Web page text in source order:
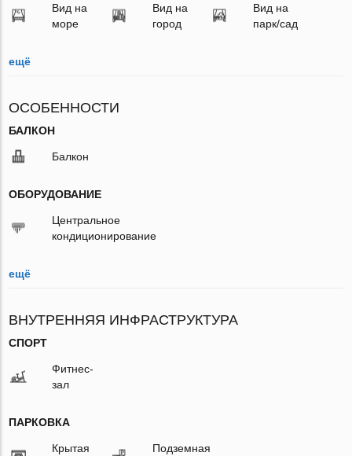
Вид на
море
Вид на
город
Вид на
парк/сад
ещё
ОСОБЕННОСТИ
БАЛКОН
Балкон
ОБОРУДОВАНИЕ
Центральное
кондиционирование
ещё
ВНУТРЕННЯЯ ИНФРАСТРУКТУРА
СПОРТ
Фитнес-
зал
ПАРКОВКА
Крытая
Подземная